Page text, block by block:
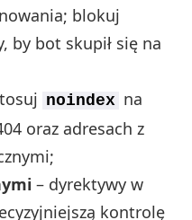
blokuj
by bot skupił się na
noindex na
oraz adresach z
– dyrektywy w
kontrolę